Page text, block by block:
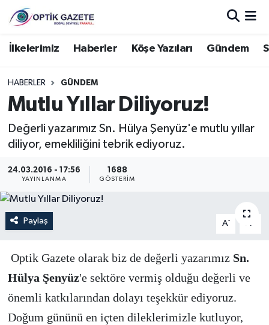
İlkelerimiz Haberler Köşe Yazıları Gündem
HABERLER GÜNDEM
Mutlu Yıllar Diliyoruz!
Değerli yazarımız Sn. Hülya Şenyüz'e mutlu yıllar
diliyor, emekliliğini tebrik ediyoruz.
24.03.2016 - 17:56
YAYINLANMA
1688
GÖSTERIM
Paylaş A- A
Optik Gazete olarak biz de değerli yazarımız Sn.
Hülya Şenyüz'e sektöre vermiş olduğu değerli ve
önemli katkılarından dolayı teşekkür ediyoruz.
Doğum gününü en içten dileklerimizle kutluyor,
Nöbetçi Eczaneler
Hava Durumu
İstanbul Namaz Vakitleri
Trafik Durumu
Süper Lig Puan Durumu ve Fikstür
Tüm Manşetler
Son Dakika Haberleri
Haber Arşivi